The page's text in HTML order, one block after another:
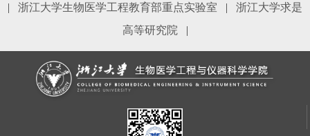
| 浙江大学生物医学工程教育部重点实验室 |
浙江大学求是
高等研究院
|